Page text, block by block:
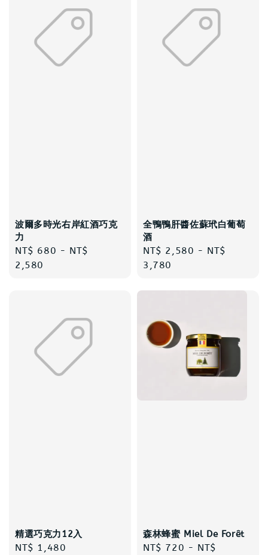
波爾多時光右岸紅酒巧克
力
Regular
price
NT$ 680 - NT$
2,580
全鴨鴨肝醬佐蘇玳白葡萄
酒
Regular
price
NT$ 2,580 - NT$
3,780
精選巧克力12入
Regular
NT$ 1,480
森林蜂蜜 Miel De Forêt
Regular
NT$ 720 - NT$